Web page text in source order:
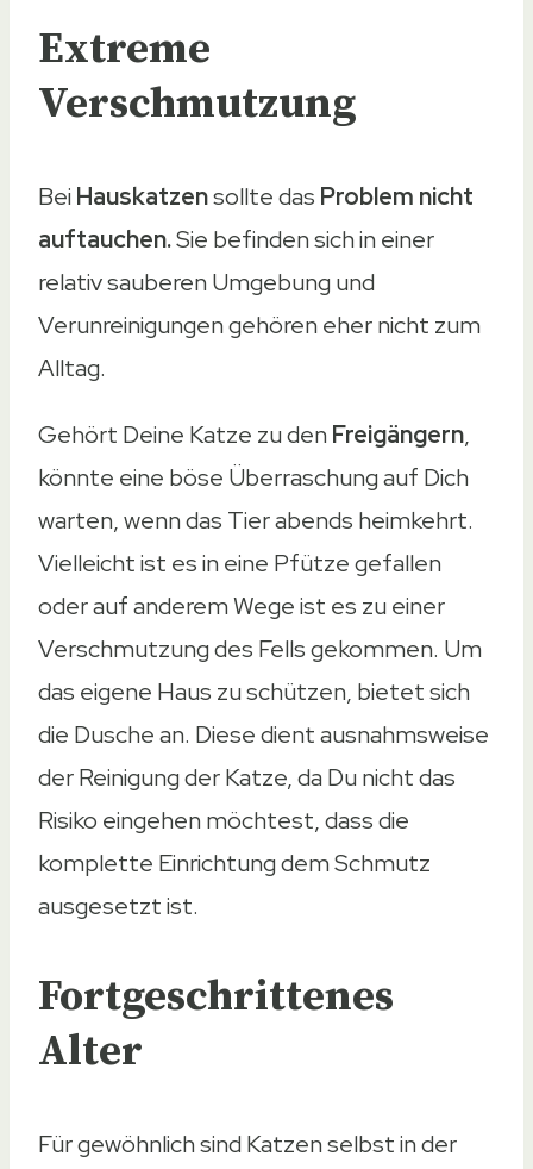
Extreme
Verschmutzung
BeiHauskatzensollte das Problem nicht
auftauchen.Sie befinden sich in einer
relativ sauberen Umgebung und
Verunreinigungen gehören eher nicht zum
Alltag.
Gehört Deine Katze zu denFreigängern,
könnte eine böse Überraschung auf Dich
warten, wenn das Tier abends heimkehrt.
Vielleicht ist es in eine Pfütze gefallen
oder auf anderem Wege ist es zu einer
Verschmutzung des Fells gekommen. Um
das eigene Haus zu schützen, bietet sich
die Dusche an. Diese dient ausnahmsweise
der Reinigung der Katze, da Du nicht das
Risiko eingehen möchtest, dass die
komplette Einrichtung dem Schmutz
ausgesetzt ist.
Fortgeschrittenes
Alter
Für gewöhnlich sind Katzen selbst in der